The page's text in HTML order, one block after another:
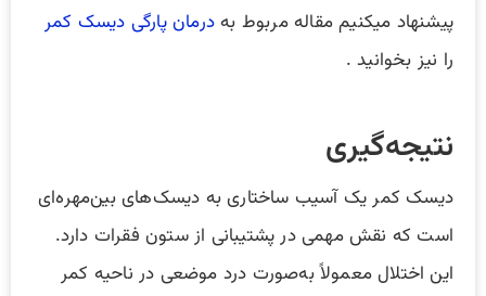
پیشنهاد میکنیم مقاله مربوط بهدرمان پارگی دیسک کمر
را نیز بخوانید .
نتیجه‌گیری
دیسک کمر یک آسیب ساختاری به دیسک‌های بین‌مهره‌ای
است که نقش مهمی در پشتیبانی از ستون فقرات دارد.
این اختلال معمولاً به‌صورت درد موضعی در ناحیه کمر